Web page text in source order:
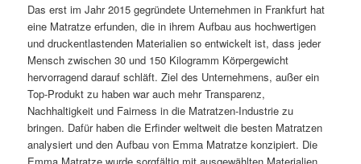
Das erst im Jahr 2015 gegründete Unternehmen in Frankfurt hat
eine Matratze erfunden, die in ihrem Aufbau aus hochwertigen
und druckentlastenden Materialien so entwickelt ist, dass jeder
Mensch zwischen 30 und 150 Kilogramm Körpergewicht
hervorragend darauf schläft. Ziel des Unternehmens, außer ein
Top-Produkt zu haben war auch mehr Transparenz,
Nachhaltigkeit und Fairness in die Matratzen-Industrie zu
bringen. Dafür haben die Erfinder weltweit die besten Matratzen
analysiert und den Aufbau von Emma Matratze konzipiert. Die